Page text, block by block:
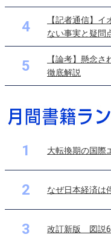
4
【記者通信】
ない事実と疑問
5
【論考】懸念
徹底解説
1 大転換期の国際
2 なぜ日本経済は
3 改訂新版 図説